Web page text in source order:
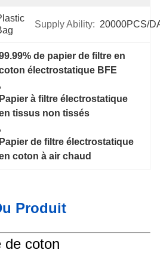
Supply Ability: 20000PCS/
de papier de filtre en
électrostatique BFE
,
Papier à filtre électrostatique
tissus non tissés
,
Papier de filtre électrostatique
coton à air chaud
Produit
de coton